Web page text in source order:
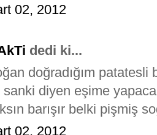
02, 2012
dedi ki...
doğradığım
diyen eşime
barışır belki pişmiş
02, 2012